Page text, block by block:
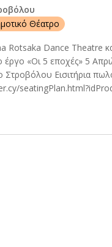
Θέατρο
Dance Theatre
«Οι 5 εποχές» 5
Στροβόλου Εισιτήρια